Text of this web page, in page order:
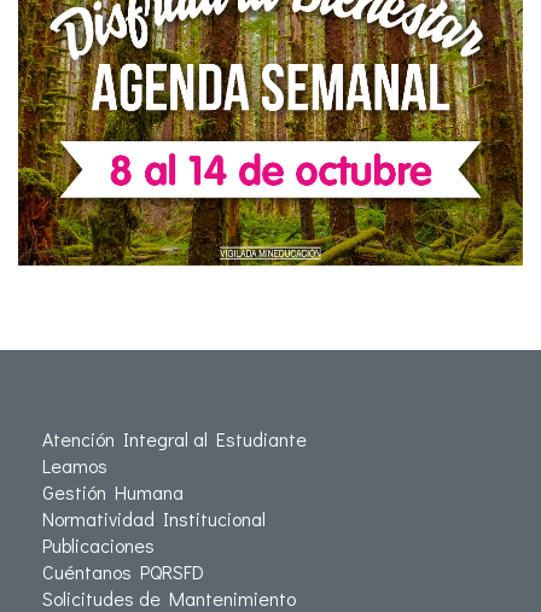
Atención Integral al Estudiante
Leamos
Gestión Humana
Normatividad Institucional
Publicaciones
Cuéntanos PQRSFD
Solicitudes de Mantenimiento